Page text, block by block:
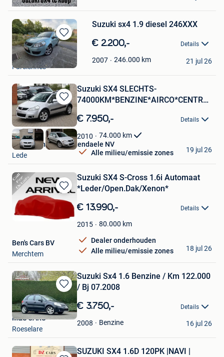
Stabroek
Bewaren
in
Mijn
Favorieten
Suzuki sx4 1.9 diesel 246XXX
€ 2.200,- Details
2007 246.000 km
HDSneeks
Farciennes
21 jul 26
Bewaren
in
Mijn
Favorieten
Suzuki SX4 SLECHTS-
74000KM*BENZINE*AIRCO*CENTRALE-
€ 7.950,- Details
2010 74.000 km
Alle milieu/emissie zones
Garage Thomas Uyttendaele NV
Lede
19 jul 26
Bewaren
in
Mijn
Favorieten
Suzuki SX4 S-Cross 1.6i Automaat
*Leder/Open.Dak/Xenon*
€ 13.990,- Details
2015 80.000 km
Dealer onderhouden
Alle milieu/emissie zones
Ben's Cars BV
Merchtem
18 jul 26
Bewaren
in
Mijn
Favorieten
Suzuki Sx4 1.6 Benzine / Km 122.000
/ Bj 07.2008
€ 3.750,- Details
2008 Benzine
M&S CARS
Roeselare
16 jul 26
SUZUKI SX4 1.6D 120PK |NAVI |